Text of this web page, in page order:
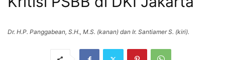
Dr. H.P. Panggabean, S.H., M.S. (kanan) dan Ir. Santiamer S. (kiri).